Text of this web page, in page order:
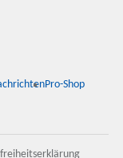
Pro-Shop